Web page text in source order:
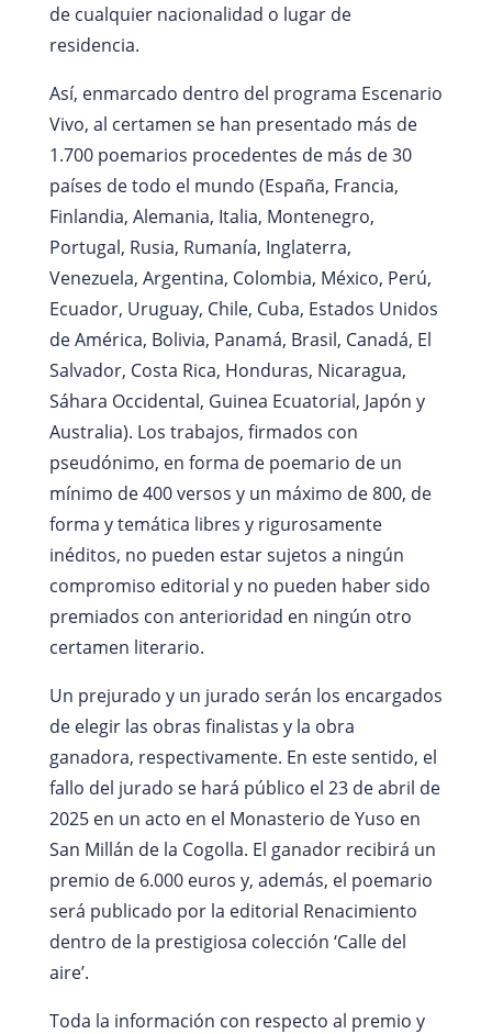
de cualquier nacionalidad o lugar de
residencia.
Así, enmarcado dentro del programa Escenario
Vivo, al certamen se han presentado más de
1.700 poemarios procedentes de más de 30
países de todo el mundo (España, Francia,
Finlandia, Alemania, Italia, Montenegro,
Portugal, Rusia, Rumanía, Inglaterra,
Venezuela, Argentina, Colombia, México, Perú,
Ecuador, Uruguay, Chile, Cuba, Estados Unidos
de América, Bolivia, Panamá, Brasil, Canadá, El
Salvador, Costa Rica, Honduras, Nicaragua,
Sáhara Occidental, Guinea Ecuatorial, Japón y
Australia). Los trabajos, firmados con
pseudónimo, en forma de poemario de un
mínimo de 400 versos y un máximo de 800, de
forma y temática libres y rigurosamente
inéditos, no pueden estar sujetos a ningún
compromiso editorial y no pueden haber sido
premiados con anterioridad en ningún otro
certamen literario.
Un prejurado y un jurado serán los encargados
de elegir las obras finalistas y la obra
ganadora, respectivamente. En este sentido, el
fallo del jurado se hará público el 23 de abril de
2025 en un acto en el Monasterio de Yuso en
San Millán de la Cogolla. El ganador recibirá un
premio de 6.000 euros y, además, el poemario
será publicado por la editorial Renacimiento
dentro de la prestigiosa colección ‘Calle del
aire’.
Toda la información con respecto al premio y